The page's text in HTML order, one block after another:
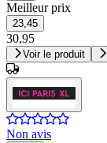
Meilleur prix
23,45
30,95
Voir le produit
Non avis